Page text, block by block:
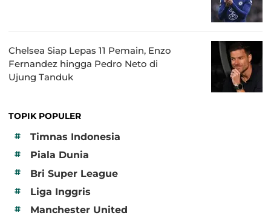
Chelsea Siap Lepas 11 Pemain, Enzo
Fernandez hingga Pedro Neto di
Ujung Tanduk
TOPIK POPULER
#
Timnas Indonesia
# Piala Dunia
# Bri Super League
# Liga Inggris
# Manchester United